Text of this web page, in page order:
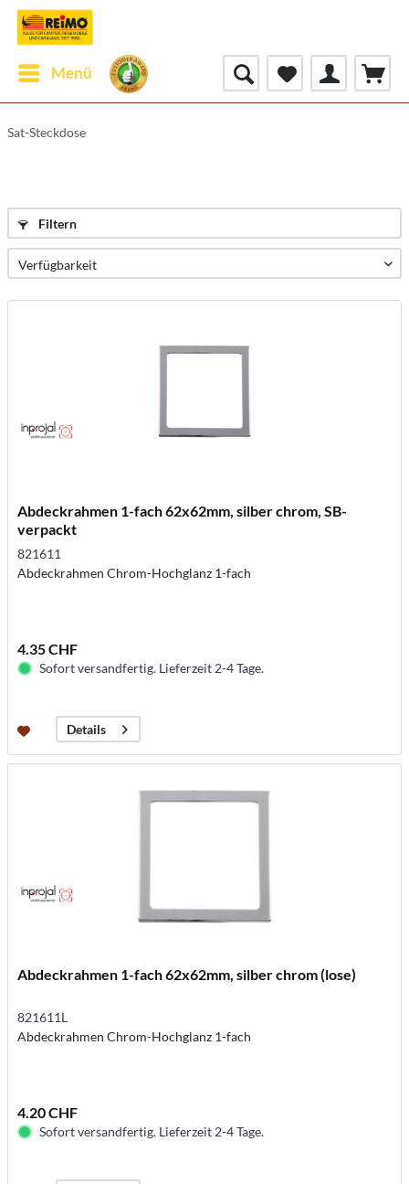
Menü
Sat-Steckdose
Filtern
Abdeckrahmen 1-fach 62x62mm, silber chrom, SB-
verpackt
821611
Abdeckrahmen Chrom-Hochglanz 1-fach
4.35 CHF
Sofort versandfertig. Lieferzeit 2-4 Tage.
Details
Abdeckrahmen 1-fach 62x62mm, silber chrom (lose)
821611L
Abdeckrahmen Chrom-Hochglanz 1-fach
4.20 CHF
Sofort versandfertig. Lieferzeit 2-4 Tage.